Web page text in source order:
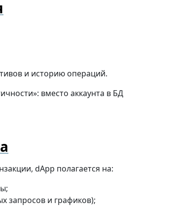
и историю операций.
вместо аккаунта в БД
dApp полагается на:
запросов и графиков);